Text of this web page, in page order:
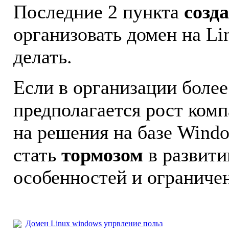
Последние 2 пункта
организовать домен на
делать.
Если в организации
предполагается рост
на решения на базе
стать тормозом в
особенностей и
Домен Linux windows упрвление польз